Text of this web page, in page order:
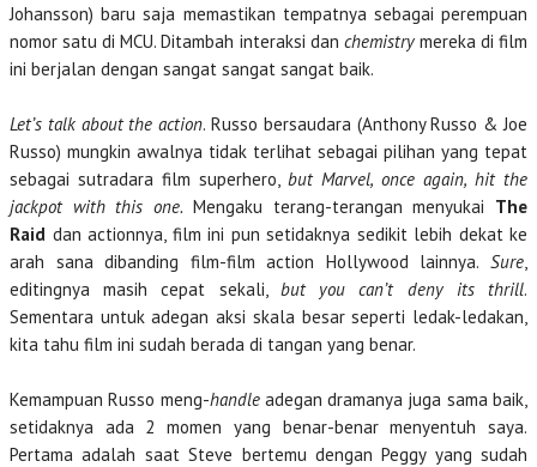
Johansson) baru saja memastikan tempatnya sebagai perempuan
nomor satu di MCU. Ditambah interaksi dan chemistrymereka di film
ini berjalan dengan sangat sangat sangat baik.
Let’s talk about the action. Russo bersaudara (Anthony Russo & Joe
Russo) mungkin awalnya tidak terlihat sebagai pilihan yang tepat
sebagai sutradara film superhero, but Marvel, once again, hit the
jackpot with this one.Mengaku terang-terangan menyukai The
Raid dan actionnya, film ini pun setidaknya sedikit lebih dekat ke
arah sana dibanding film-film action Hollywood lainnya. Sure,
editingnya masih cepat sekali, but you can’t deny its thrill.
Sementara untuk adegan aksi skala besar seperti ledak-ledakan,
kita tahu film ini sudah berada di tangan yang benar.
Kemampuan Russo meng-handleadegan dramanya juga sama baik,
setidaknya ada 2 momen yang benar-benar menyentuh saya.
Pertama adalah saat Steve bertemu dengan Peggy yang sudah